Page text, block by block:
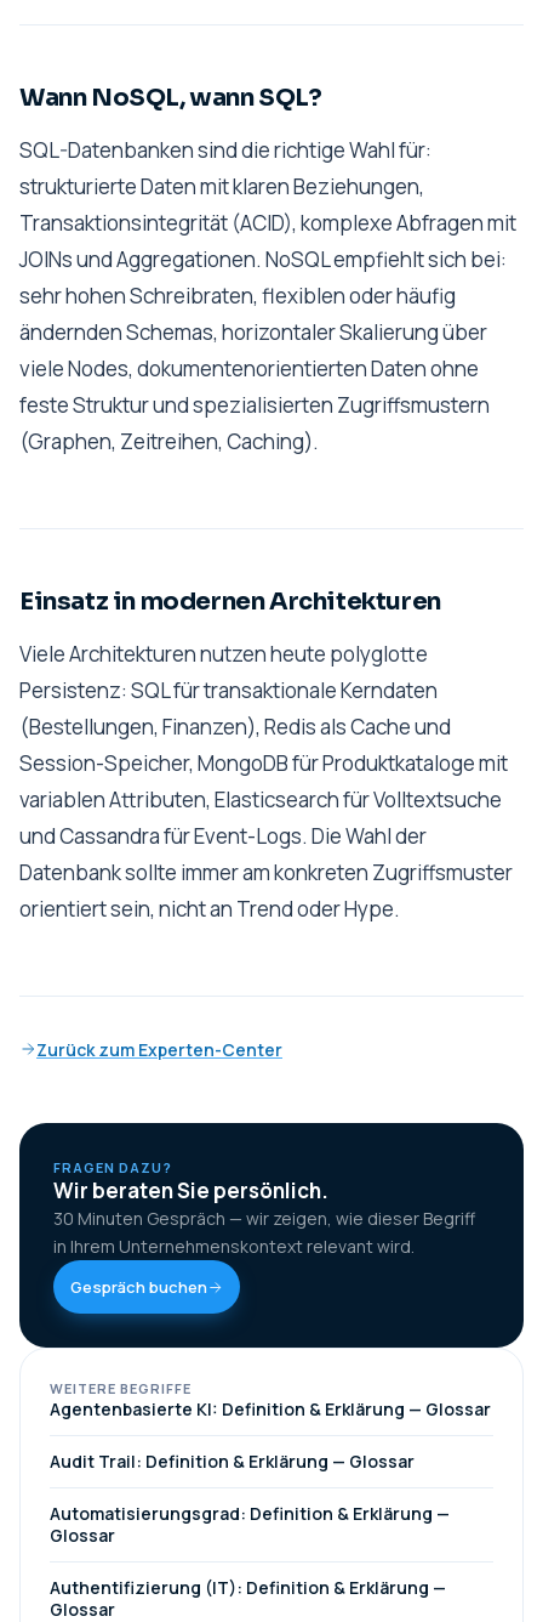
Wann NoSQL, wann SQL?
SQL-Datenbanken sind die richtige Wahl für:
strukturierte Daten mit klaren Beziehungen,
Transaktionsintegrität (ACID), komplexe Abfragen mit
JOINs und Aggregationen. NoSQL empfiehlt sich bei:
sehr hohen Schreibraten, flexiblen oder häufig
ändernden Schemas, horizontaler Skalierung über
viele Nodes, dokumentenorientierten Daten ohne
feste Struktur und spezialisierten Zugriffsmustern
(Graphen, Zeitreihen, Caching).
Einsatz in modernen Architekturen
Viele Architekturen nutzen heute polyglotte
Persistenz: SQL für transaktionale Kerndaten
(Bestellungen, Finanzen), Redis als Cache und
Session-Speicher, MongoDB für Produktkataloge mit
variablen Attributen, Elasticsearch für Volltextsuche
und Cassandra für Event-Logs. Die Wahl der
Datenbank sollte immer am konkreten Zugriffsmuster
orientiert sein, nicht an Trend oder Hype.
Zurück zum Experten-Center
FRAGEN DAZU?
Wir beraten Sie persönlich.
30 Minuten Gespräch — wir zeigen, wie dieser Begriff
in Ihrem Unternehmenskontext relevant wird.
Gespräch buchen
WEITERE BEGRIFFE
Agentenbasierte KI: Definition & Erklärung — Glossar
Audit Trail: Definition & Erklärung — Glossar
Automatisierungsgrad: Definition & Erklärung —
Glossar
Authentifizierung (IT): Definition & Erklärung —
Glossar